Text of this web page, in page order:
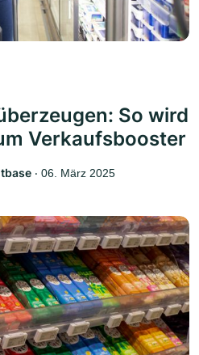
So wird
Verkaufsbooster
‧ 06. März 2025